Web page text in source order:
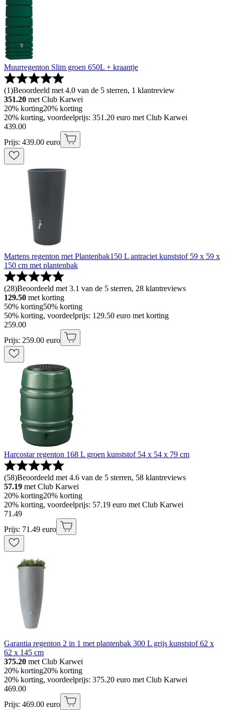
Muurregenton Slim groen 650L + kraantje
(1)Beoordeeld met 4.0 van de 5 sterren, 1 klantreview
351.20 met Club Karwei
20% korting20% korting
20% korting, voordeelprijs: 351.20 euro met Club Karwei
439.00
Prijs: 439.00 euro
Martens regenton met Plantenbak150 L antraciet kunststof 59 x 59 x
150 cm met plantenbak
(28)Beoordeeld met 3.1 van de 5 sterren, 28 klantreviews
129.50 met korting
50% korting50% korting
50% korting, voordeelprijs: 129.50 euro met korting
259.00
Prijs: 259.00 euro
Harcostar regenton 168 L groen kunststof 54 x 54 x 79 cm
(58)Beoordeeld met 4.6 van de 5 sterren, 58 klantreviews
57.19 met Club Karwei
20% korting20% korting
20% korting, voordeelprijs: 57.19 euro met Club Karwei
71 .49
Prijs: 71.49 euro
Garantia regenton 2 in 1 met plantenbak 300 L grijs kunststof 62 x
62 x 145 cm
375.20 met Club Karwei
20% korting20% korting
20% korting, voordeelprijs: 375.20 euro met Club Karwei
469.00
Prijs: 469.00 euro